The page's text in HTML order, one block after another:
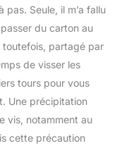
–
par
la
de bureau
est conçue
correspondre
naturelle
pas. Seule, il m’a fallu
du carton au
toutefois, partagé par
de visser les
tours pour vous
Une précipitation
vis, notamment au
cette précaution